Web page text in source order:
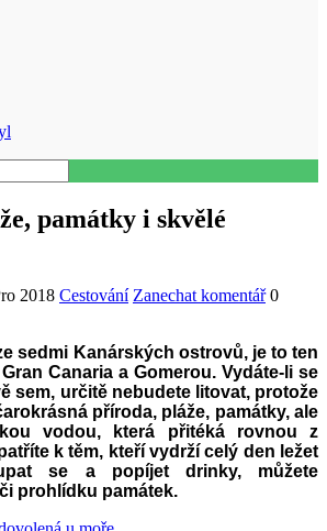
památky i skvělé
2018 Cestování Zanechat komentář 0
sedmi Kanárských ostrovů, je to ten
Canaria a Gomerou. Vydáte-li se
sem, určitě nebudete litovat, protože
příroda, pláže, památky, ale
vodou, která přitéká rovnou z
k těm, kteří vydrží celý den ležet
se a popíjet drinky, můžete
prohlídku památek.